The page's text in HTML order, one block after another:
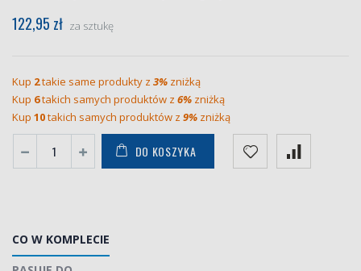
122,95 zł za sztukę
Kup 2takie same produkty z 3% zniżką
Kup 6takich samych produktów z 6% zniżką
Kup 10takich samych produktów z 9% zniżką
DO KOSZYKA
CO W KOMPLECIE